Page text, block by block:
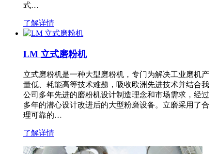
式…
了解详情
LM 立式磨粉机
立式磨粉机是一种大型磨粉机，专门为解决工业磨机产
量低、耗能高等技术难题，吸收欧洲先进技术并结合我
公司多年先进的磨粉机设计制造理念和市场需求，经过
多年的潜心设计改进后的大型粉磨设备。立磨采用了合
理可靠的…
了解详情